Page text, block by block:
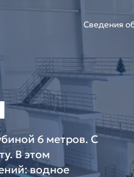
Сведения
6 метров. С
В этом
водное